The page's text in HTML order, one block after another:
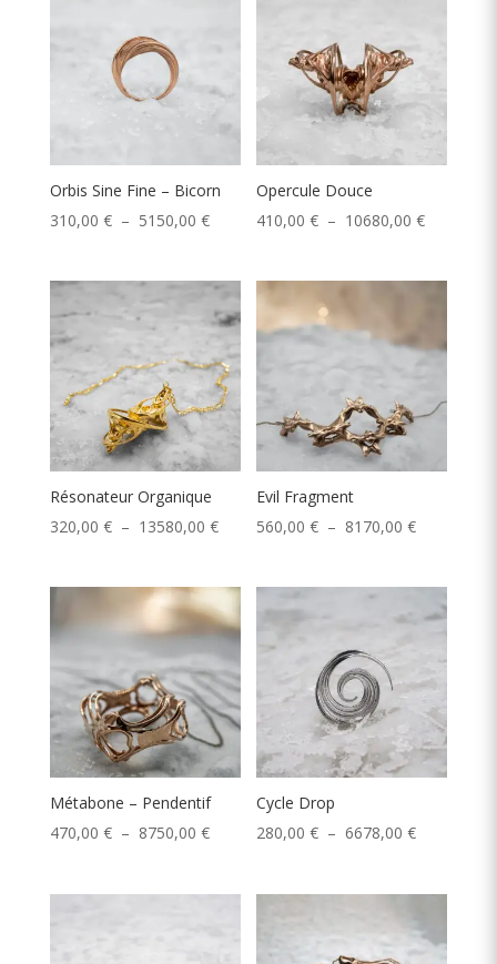
7580,00 €
Orbis Sine Fine – Bicorn
310,00 € – 5150,00 €Plage
prix :
310,00 €
5150,00 €
Opercule Douce
410,00€ – 10680,00€Plage
prix :
Résonateur Organique
320,00 € – 13580,00 €Plage
prix :
320,00 €
à
13580,00 €
Evil Fragment
560,00€ – 8170,00€Plage
prix :
560,00 €
8170,00 €
Métabone – Pendentif
470,00 € – 8750,00 €Plage
prix :
Cycle Drop
280,00€ – 6678,00€Plage
prix :
à